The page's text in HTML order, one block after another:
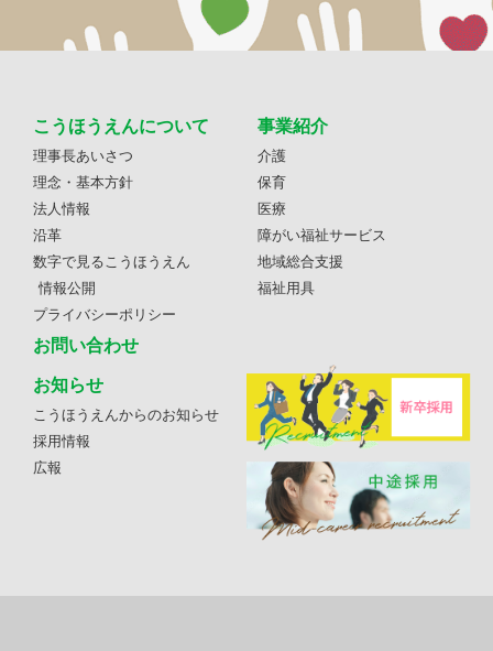
こうほうえんについて
理事長あいさつ
理念・基本方針
法人情報
沿革
数字で見るこうほうえん
情報公開
プライバシーポリシー
お問い合わせ
事業紹介
介護
保育
医療
障がい福祉サービス
地域総合支援
福祉用具
お知らせ
こうほうえんからのお知らせ
採用情報
広報